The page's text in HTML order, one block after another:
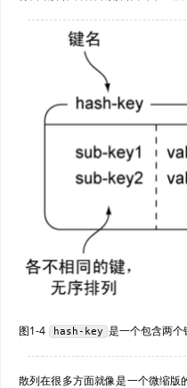
图1-4 hash-key 是一个包含两
散列在很多方面就像是一个微缩版